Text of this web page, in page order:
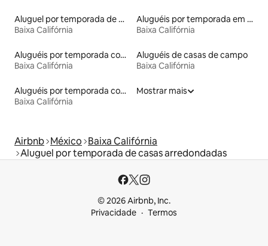
Aluguel por temporada de microcasas
Baixa Califórnia
Aluguéis por temporada em resorts
Baixa Califórnia
Aluguéis por temporada com banheira de hidromassagem
Baixa Califórnia
Aluguéis de casas de campo
Baixa Califórnia
Aluguéis por temporada com suítes privativas
Baixa Califórnia
Mostrar mais
Airbnb México Baixa Califórnia
Aluguel por temporada de casas arredondadas
© 2026 Airbnb, Inc.
Privacidade
Termos